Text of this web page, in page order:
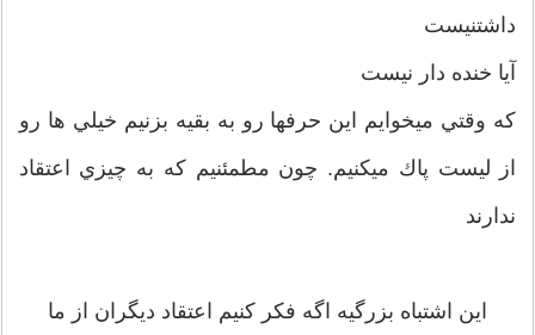
داشتنيست
آيا خنده دار نيست
كه وقتي ميخوايم اين حرفها رو به بقيه بزنيم خيلي ها رو
از ليست پاك ميكنيم. چون مطمئنيم كه به چيزي اعتقاد
ندارند
اين اشتباه بزرگيه اگه فكر كنيم اعتقاد ديگران از ما